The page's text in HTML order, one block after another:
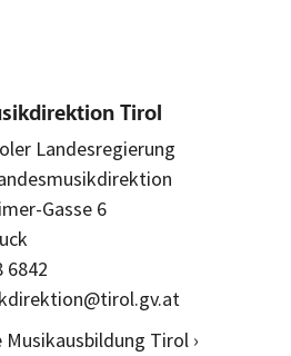
Tirol
Landesregierung
Gasse 6
6842
Musikausbildung Tirol ›